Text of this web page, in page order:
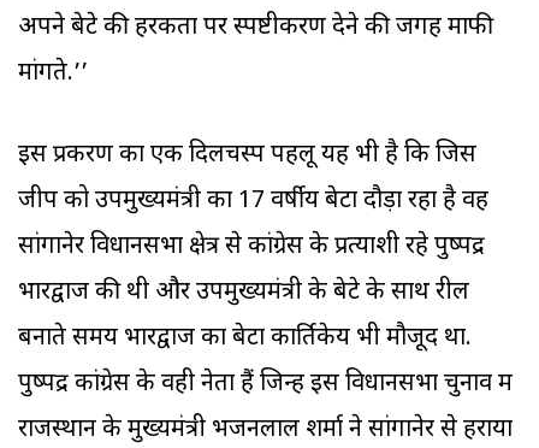
अपने बेटे की हरकतों पर स्पष्टीकरण देने की जगह माफी
मांगते.’’
इस प्रकरण का एक दिलचस्प पहलू यह भी है कि जिस
जीप को उपमुख्यमंत्री का 17 वर्षीय बेटा दौड़ा रहा है वह
सांगानेर विधानसभा क्षेत्र से कांग्रेस के प्रत्याशी रहे पुष्पेंद्र
भारद्वाज की थी और उपमुख्यमंत्री के बेटे के साथ रील
बनाते समय भारद्वाज का बेटा कार्तिकेय भी मौजूद था.
पुष्पेंद्र कांग्रेस के वही नेता हैं जिन्हें इस विधानसभा चुनाव में
राजस्थान के मुख्यमंत्री भजनलाल शर्मा ने सांगानेर से हराया